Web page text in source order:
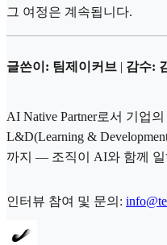
그 여정은 계속됩니다.
글쓴이: 팀제이커브 | 감수:
AI Native Partner로서 기업
L&D(Learning &
까지 — 조직이 AI와 함께
인터뷰 참여 및 문의: